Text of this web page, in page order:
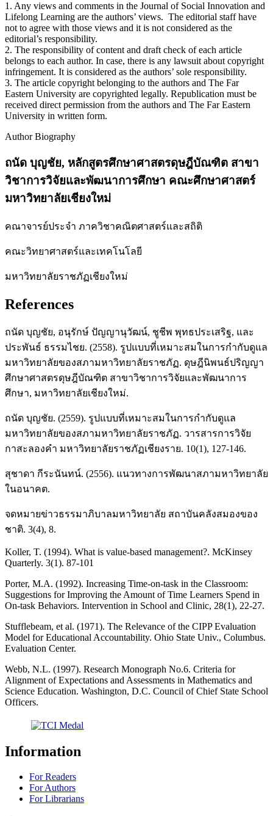
1. Any views and comments in the Journal of Social Innovation and
Lifelong Learning are the authors’ views. The editorial staff have
not to agree with those views and it is not considered as the
editorial’s responsibility.
2. The responsibility of content and draft check of each article
belongs to each author. In case, there is any lawsuit about copyright
infringement. It is considered as the authors’ sole responsibility.
3. The article copyright belonging to the authors and The Far
Eastern University are copyrighted legally. Republication must be
received direct permission from the authors and The Far Eastern
University in written form.
Author Biography
ถนัด บุญชัย, หลักสูตรศึกษาศาสตรดุษฎีบัณฑิต สาขา
วิชาการวิจัยและพัฒนาการศึกษา คณะศึกษาศาสตร์
มหาวิทยาลัยเชียงใหม่
คณาจารย์ประจำ ภาควิชาคณิตศาสตร์และสถิติ
คณะวิทยาศาสตร์และเทคโนโลยี
มหาวิทยาลัยราชภัฏเชียงใหม่
References
ถนัด บุญชัย, อนุรักษ์ ปัญญานุวัฒน์, ชูชีพ พุทธประเสริฐ, และ
ประพันธ์ ธรรมไชย. (2558). รูปแบบที่เหมาะสมในการกำกับดูแล
มหาวิทยาลัยของสภามหาวิทยาลัยราชภัฏ. ดุษฎีนิพนธ์ปริญญา
ศึกษาศาสตรดุษฎีบัณฑิต สาขาวิชาการวิจัยและพัฒนาการ
ศึกษา, มหาวิทยาลัยเชียงใหม่.
ถนัด บุญชัย. (2559). รูปแบบที่เหมาะสมในการกำกับดูแล
มหาวิทยาลัยของสภามหาวิทยาลัยราชภัฏ. วารสารการวิจัย
กาสะลองคำ มหาวิทยาลัยราชภัฏเชียงราย. 10(1), 127-146.
สุชาดา กีระนันทน์. (2556). แนวทางการพัฒนาสภามหาวิทยาลัย
ในอนาคต.
จดหมายข่าวธรรมาภิบาลมหาวิทยาลัย สถาบันคลังสมองของ
ชาติ. 3(4), 8.
Koller, T. (1994). What is value-based management?. McKinsey
Quarterly. 3(1). 87-101
Porter, M.A. (1992). Increasing Time-on-task in the Classroom:
Suggestions for Improving the Amount of Time Learners Spend in
On-task Behaviors. Intervention in School and Clinic, 28(1), 22-27.
Stufflebeam, et al. (1971). The Relevance of the CIPP Evaluation
Model for Educational Accountability. Ohio State Univ., Columbus.
Evaluation Center.
Webb, N.L. (1997). Research Monograph No.6. Criteria for
Alignment of Expectations and Assessments in Mathematics and
Science Education. Washington, D.C. Council of Chief State School
Officers.
Information
For Readers
For Authors
For Librarians